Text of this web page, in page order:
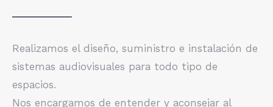
Realizamos el diseño, suministro e instalación de
sistemas audiovisuales para todo tipo de
espacios.
Nos encargamos de entender y aconsejar al